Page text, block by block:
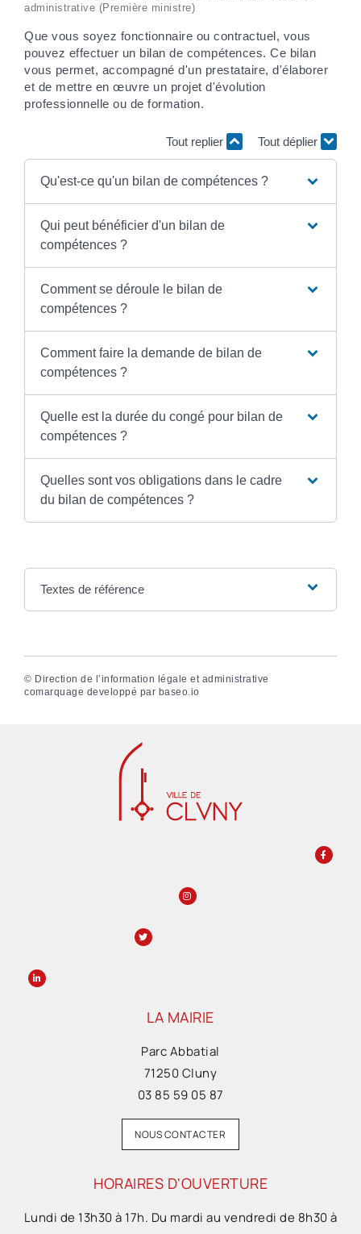
administrative (Première ministre)
Que vous soyez fonctionnaire ou contractuel, vous
pouvez effectuer un bilan de compétences. Ce bilan
vous permet, accompagné d'un prestataire, d'élaborer
et de mettre en œuvre un projet d'évolution
professionnelle ou de formation.
Tout replier Tout déplier
Qu'est-ce qu'un bilan de compétences ?
Qui peut bénéficier d'un bilan de
compétences ?
Comment se déroule le bilan de
compétences ?
Comment faire la demande de bilan de
compétences ?
Quelle est la durée du congé pour bilan de
compétences ?
Quelles sont vos obligations dans le cadre
du bilan de compétences ?
Textes de référence
© Direction de l’information légale et administrative
comarquage developpé par baseo.io
LA MAIRIE
Parc Abbatial
71250 Cluny
03 85 59 05 87
NOUS CONTACTER
HORAIRES D'OUVERTURE
Lundi de 13h30 à 17h. Du mardi au vendredi de 8h30 à